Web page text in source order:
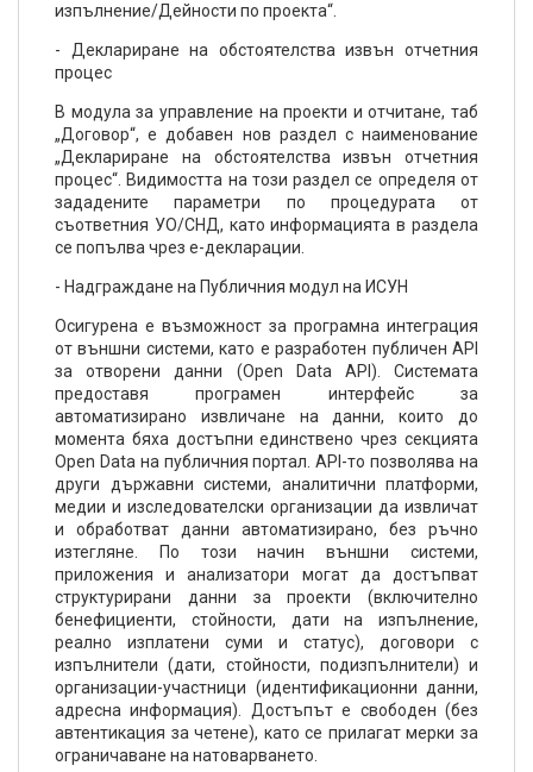
изпълнение/Дейности по проекта“.
- Деклариране на обстоятелства извън отчетния
процес
В модула за управление на проекти и отчитане, таб
„Договор“, е добавен нов раздел с наименование
„Деклариране на обстоятелства извън отчетния
процес“. Видимостта на този раздел се определя от
зададените параметри по процедурата от
съответния УО/СНД, като информацията в раздела
се попълва чрез е-декларации.
- Надграждане на Публичния модул на ИСУН
Осигурена е възможност за програмна интеграция
от външни системи, като е разработен публичен API
за отворени данни (Open Data API). Системата
предоставя програмен интерфейс за
автоматизирано извличане на данни, които до
момента бяха достъпни единствено чрез секцията
Open Data на публичния портал. API-то позволява на
други държавни системи, аналитични платформи,
медии и изследователски организации да извличат
и обработват данни автоматизирано, без ръчно
изтегляне. По този начин външни системи,
приложения и анализатори могат да достъпват
структурирани данни за проекти (включително
бенефициенти, стойности, дати на изпълнение,
реално изплатени суми и статус), договори с
изпълнители (дати, стойности, подизпълнители) и
организации-участници (идентификационни данни,
адресна информация). Достъпът е свободен (без
автентикация за четене), като се прилагат мерки за
ограничаване на натоварването.